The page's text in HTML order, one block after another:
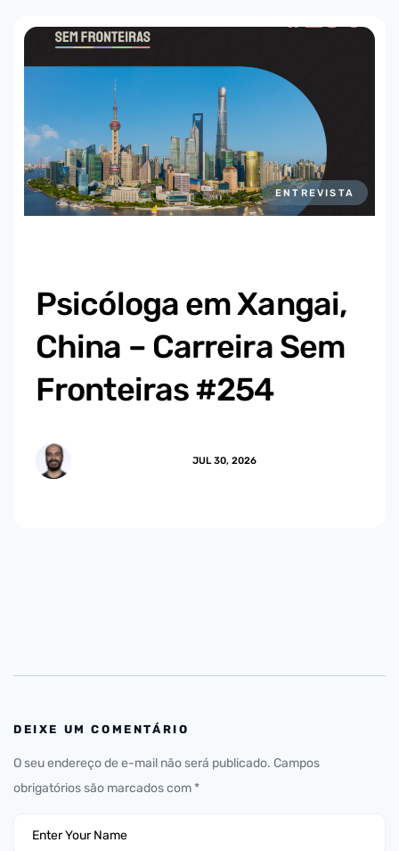
ENTREVISTA
Psicóloga em Xangai,
China – Carreira Sem
Fronteiras #254
JUL 30, 2026
DEIXE UM COMENTÁRIO
O seu endereço de e-mail não será publicado. Campos
obrigatórios são marcados com *